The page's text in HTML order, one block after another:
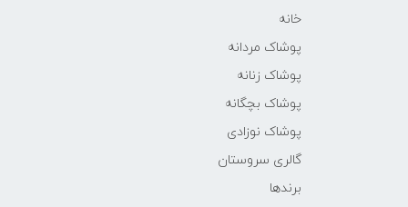
خانه
پوشاک مردانه
پوشاک زنانه
پوشاک بچگانه
پوشاک نوزادی
گالری سروستان
برندها